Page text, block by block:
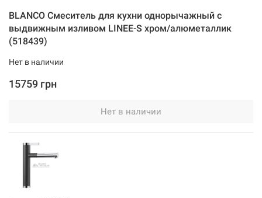
BLANCO Смеситель для кухни однорычажный с
выдвижным изливом LINEE-S хром/алюметаллик
(518439)
Нет в наличии
15759 грн
Нет в наличии